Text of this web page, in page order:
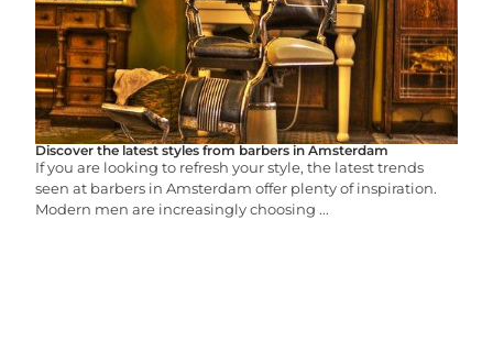
Discover the latest styles from barbers in Amsterdam
If you are looking to refresh your style, the latest trends
seen at barbers in Amsterdam offer plenty of inspiration.
Modern men are increasingly choosing ...